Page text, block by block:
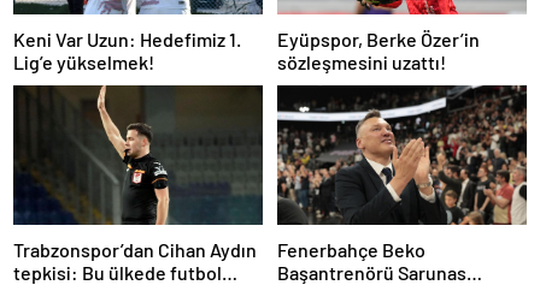
Keni Var Uzun: Hedefimiz 1.
Lig’e yükselmek!
Eyüpspor, Berke Özer’in
sözleşmesini uzattı!
Trabzonspor’dan Cihan Aydın
tepkisi: Bu ülkede futbol
Fenerbahçe Beko
Başantrenörü Sarunas